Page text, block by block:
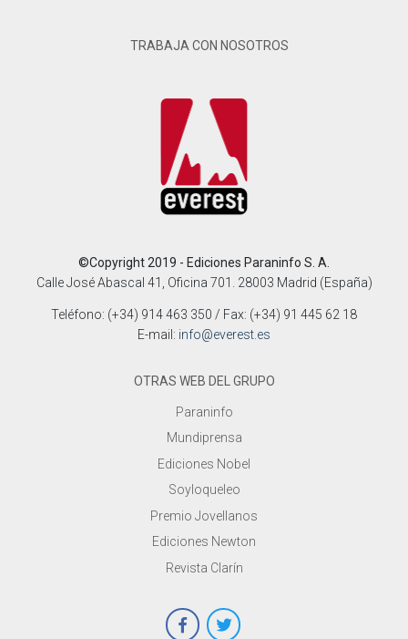
TRABAJA CON NOSOTROS
©Copyright 2019 - Ediciones Paraninfo S. A.
Calle José Abascal 41, Oficina 701. 28003 Madrid (España)
Teléfono: (+34) 914 463 350 / Fax: (+34) 91 445 62 18
E-mail: info@everest.es
OTRAS WEB DEL GRUPO
Paraninfo
Mundiprensa
Ediciones Nobel
Soyloqueleo
Premio Jovellanos
Ediciones Newton
Revista Clarín